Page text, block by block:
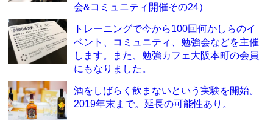
会&コミュニティ開催その24）
トレーニングで今から100回何かしらのイ
ベント、コミュニティ、勉強会などを主催
します。また、勉強カフェ大阪本町の会員
にもなりました。
酒をしばらく飲まないという実験を開始。
2019年末まで。延長の可能性あり。